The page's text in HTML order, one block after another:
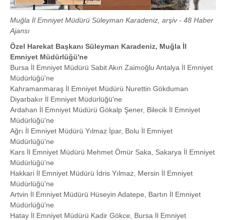
Muğla İl Emniyet Müdürü Süleyman Karadeniz, arşiv - 48 Haber
Ajansı
Özel Harekat Başkanı Süleyman Karadeniz, Muğla İl
Emniyet Müdürlüğü'ne
Bursa İl Emniyet Müdürü Sabit Akın Zaimoğlu Antalya İl Emniyet
Müdürlüğü'ne
Kahramanmaraş İl Emniyet Müdürü Nurettin Gökduman
Diyarbakır İl Emniyet Müdürlüğü'ne
Ardahan İl Emniyet Müdürü Gökalp Şener, Bilecik İl Emniyet
Müdürlüğü'ne
Ağrı İl Emniyet Müdürü Yılmaz İpar, Bolu İl Emniyet
Müdürlüğü'ne
Kars İl Emniyet Müdürü Mehmet Ömür Saka, Sakarya İl Emniyet
Müdürlüğü'ne
Hakkari İl Emniyet Müdürü İdris Yılmaz, Mersin İl Emniyet
Müdürlüğü'ne
Artvin İl Emniyet Müdürü Hüseyin Adatepe, Bartın İl Emniyet
Müdürlüğü'ne
Hatay İl Emniyet Müdürü Kadir Gökce, Bursa İl Emniyet